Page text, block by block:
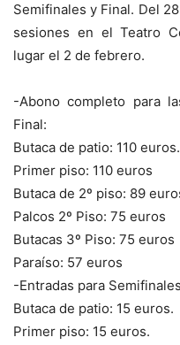
Semifinales y Final. Del
sesiones en el Teatro
lugar el 2 de febrero.
-Abono completo para
Final:
Butaca de patio: 110 euros.
Primer piso: 110 euros
Butaca de 2º piso: 89
Palcos 2º Piso: 75 euros
Butacas 3º Piso: 75 euros
Paraíso: 57 euros
-Entradas para
Butaca de patio: 15 euros.
Primer piso: 15 euros.